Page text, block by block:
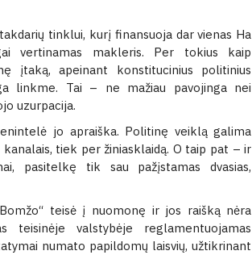
tinklui, kurį finansuoja dar vienas Ha
vertinamas makleris. Per tokius kaip
įtaką, apeinant konstitucinius politinius
linkme. Tai – ne mažiau pavojinga nei
uzurpacija.
jo apraiška. Politinę veiklą galima
tiek per žiniasklaidą. O taip pat – ir
pasitelkę tik sau pažįstamas dvasias,
teisė į nuomonę ir jos raišką nėra
teisinėje valstybėje reglamentuojamas
numato papildomų laisvių, užtikrinant